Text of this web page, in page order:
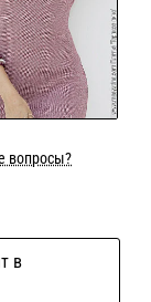
вопросы?
в